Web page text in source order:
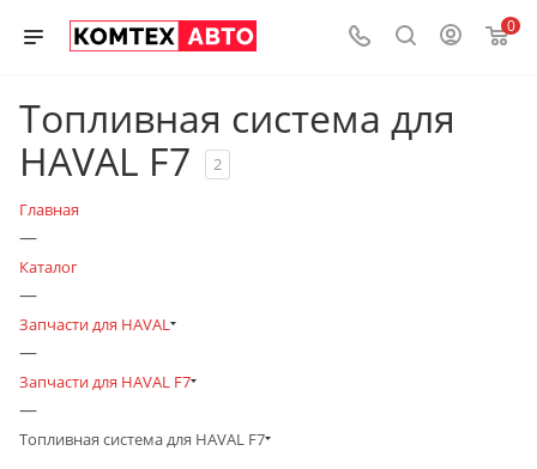
0
Топливная система для
HAVAL F7
2
Главная
—
Каталог
—
Запчасти для HAVAL
—
Запчасти для HAVAL F7
—
Топливная система для HAVAL F7